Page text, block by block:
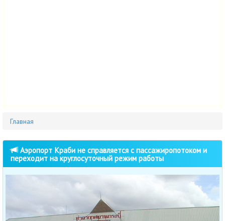
Главная
Аэропорт Краби не справляется с пассажиропотоком и
переходит на круглосуточный режим работы